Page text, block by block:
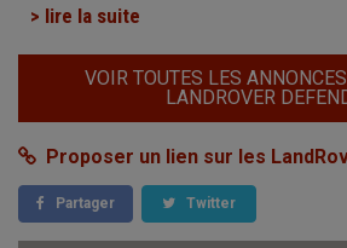
> lire la suite
VOIR TOUTES LES
LANDROVER
Proposer un lien sur les
Partager Twitter